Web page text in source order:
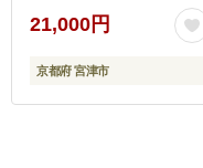
GUNZE 父の日 ギフト
21,000円
京都府 宮津市